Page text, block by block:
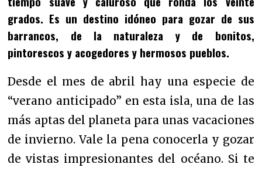
grados. Es un destino idóneo para gozar de sus
barrancos, de la naturaleza y de bonitos,
pintorescos y acogedores y hermosos pueblos.
Desde el mes de abril hay una especie de
“verano anticipado” en esta isla, una de las
más aptas del planeta para unas vacaciones
de invierno. Vale la pena conocerla y gozar
de vistas impresionantes del océano. Si te